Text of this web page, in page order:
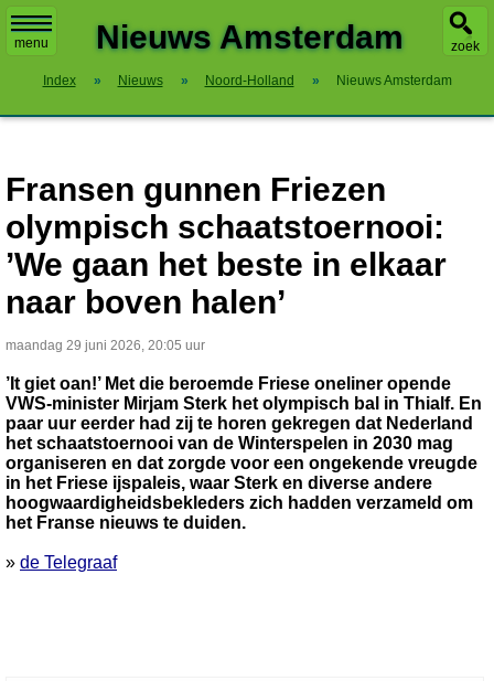
menu zoek
Nieuws Amsterdam
Index » Nieuws » Noord-Holland » Nieuws Amsterdam
Fransen gunnen Friezen
olympisch schaatstoernooi:
’We gaan het beste in elkaar
naar boven halen’
maandag 29 juni 2026, 20:05 uur
’It giet oan!’ Met die beroemde Friese oneliner opende
VWS-minister Mirjam Sterk het olympisch bal in Thialf. En
paar uur eerder had zij te horen gekregen dat Nederland
het schaatstoernooi van de Winterspelen in 2030 mag
organiseren en dat zorgde voor een ongekende vreugde
in het Friese ijspaleis, waar Sterk en diverse andere
hoogwaardigheidsbekleders zich hadden verzameld om
het Franse nieuws te duiden.
» de Telegraaf